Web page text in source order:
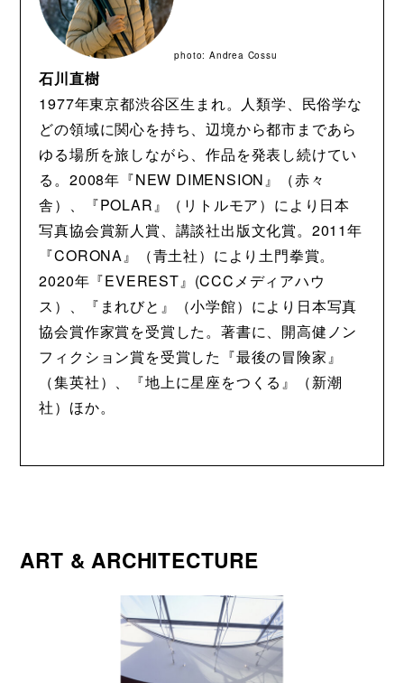
photo: Andrea Cossu
石川直樹
1977年東京都渋谷区生まれ。人類学、民俗学な
どの領域に関心を持ち、辺境から都市まであら
ゆる場所を旅しながら、作品を発表し続けてい
る。2008年『NEW DIMENSION』（赤々
舎）、『POLAR』（リトルモア）により日本
写真協会賞新人賞、講談社出版文化賞。2011年
『CORONA』（青土社）により土門拳賞。
2020年『EVEREST』(CCCメディアハウ
ス）、『まれびと』（小学館）により日本写真
協会賞作家賞を受賞した。著書に、開高健ノン
フィクション賞を受賞した『最後の冒険家』
（集英社）、『地上に星座をつくる』（新潮
社）ほか。
ART & ARCHITECTURE